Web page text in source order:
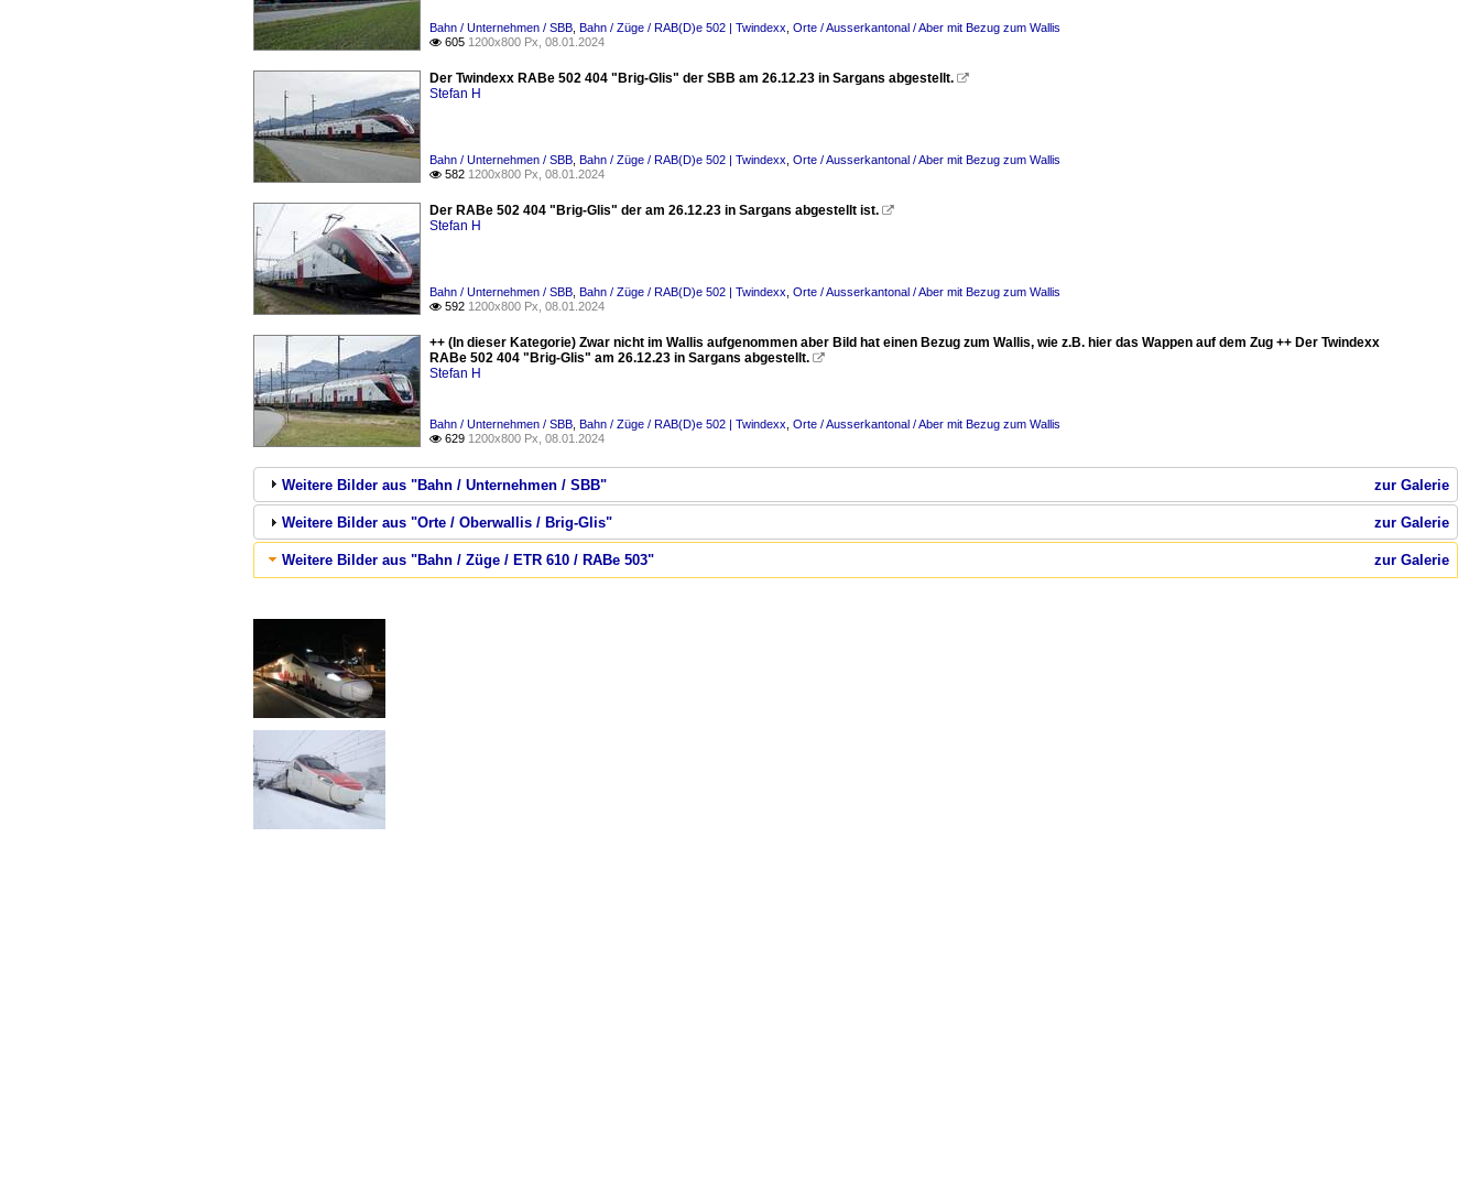
Bahn / Unternehmen / SBB Bahn / Züge / RAB(D)e 502 | Twindexx Orte / Ausserkantonal / Aber mit Bezug zum Wallis
 605 1200x800 Px, 08.01.2024
Der Twindexx RABe 502 404 "Brig-Glis" der SBB am 26.12.23 in Sargans abgestellt. 
Stefan H
Bahn / Unternehmen / SBB Bahn / Züge / RAB(D)e 502 | Twindexx Orte / Ausserkantonal / Aber mit Bezug zum Wallis
 582 1200x800 Px, 08.01.2024
Der RABe 502 404 "Brig-Glis" der am 26.12.23 in Sargans abgestellt ist. 
Stefan H
Bahn / Unternehmen / SBB Bahn / Züge / RAB(D)e 502 | Twindexx Orte / Ausserkantonal / Aber mit Bezug zum Wallis
 592 1200x800 Px, 08.01.2024
++ (In dieser Kategorie) Zwar nicht im Wallis aufgenommen aber Bild hat einen Bezug zum Wallis, wie z.B. hier das Wappen auf dem Zug ++ Der Twindexx
RABe 502 404 "Brig-Glis" am 26.12.23 in Sargans abgestellt. 
Stefan H
Bahn / Unternehmen / SBB Bahn / Züge / RAB(D)e 502 | Twindexx Orte / Ausserkantonal / Aber mit Bezug zum Wallis
 629 1200x800 Px, 08.01.2024
zur Galerie
Weitere Bilder aus "Bahn / Unternehmen / SBB"
zur Galerie
Weitere Bilder aus "Orte / Oberwallis / Brig-Glis"
zur Galerie
Weitere Bilder aus "Bahn / Züge / ETR 610 / RABe 503"